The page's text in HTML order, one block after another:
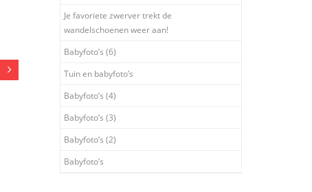
Je favoriete zwerver trekt de
wandelschoenen weer aan!
Babyfoto’s (6)
Tuin en babyfoto’s
Babyfoto’s (4)
Babyfoto’s (3)
Babyfoto’s (2)
Babyfoto’s